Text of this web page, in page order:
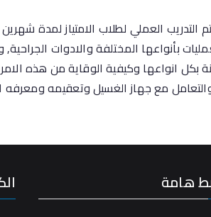
العملي لطلاب الامتياز لمدة
بأنواعها المختلفة والادوات
بكل انواعها وكيفية الوقاية من هذه
مع جهاز الغسيل وتعقيمه ومعرفه
هامة